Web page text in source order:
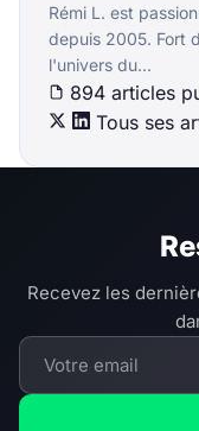
Rémi L. est
depuis 2005. Fort
l'univers du...
894 articles
Tous ses
Recevez les